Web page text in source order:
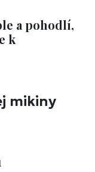
a pohodlí,
k
mikiny